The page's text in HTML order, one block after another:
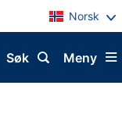
Norsk
Meny
Søk